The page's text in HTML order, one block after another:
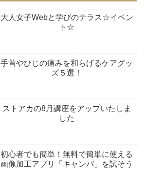
大人女子Webと学びのテラス☆イベン
ト☆
手首やひじの痛みを和らげるケアグッ
ズ５選！
ストアカの8月講座をアップいたしま
した
初心者でも簡単！無料で簡単に使える
画像加工アプリ「キャンバ」を試そう